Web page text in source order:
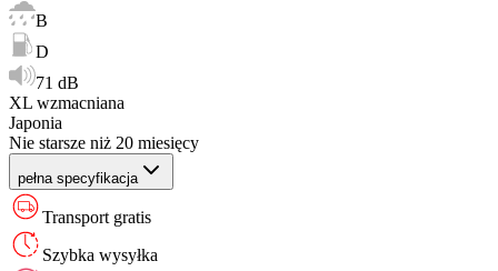
B
D
71 dB
XL wzmacniana
Japonia
Nie starsze niż 20 miesięcy
pełna specyfikacja
Transport gratis
Szybka wysyłka